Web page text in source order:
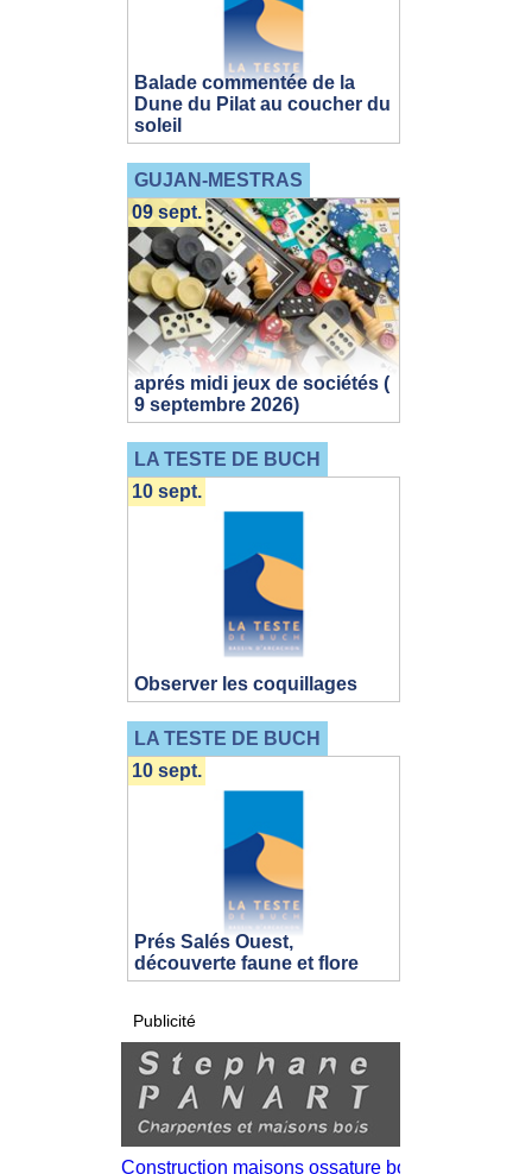
Balade commentée de la
Dune du Pilat au coucher du
soleil
GUJAN-MESTRAS
aprés midi jeux de sociétés (
9 septembre 2026)
09 sept.
LA TESTE DE BUCH
Observer les coquillages
10 sept.
LA TESTE DE BUCH
Prés Salés Ouest,
découverte faune et flore
10 sept.
Publicité